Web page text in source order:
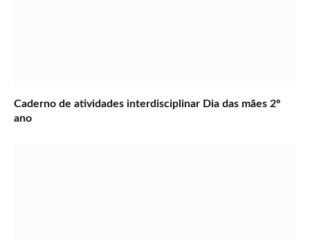
Caderno de atividades interdisciplinar Dia das mães 2º
ano